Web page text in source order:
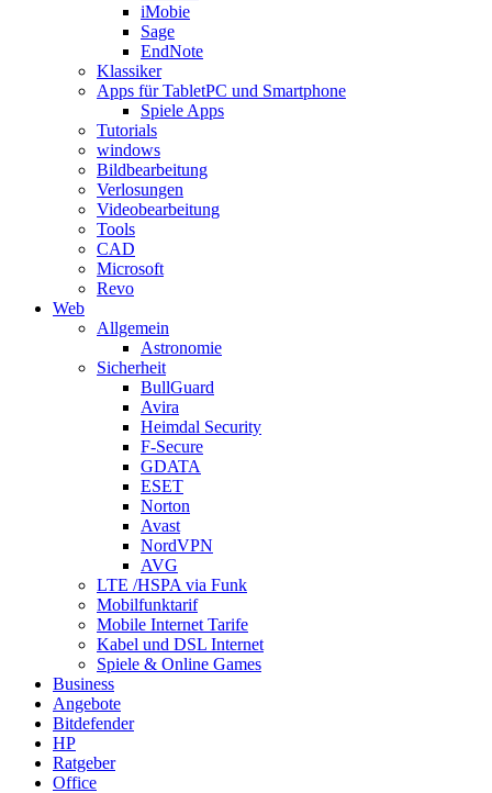
iMobie
Sage
EndNote
Klassiker
Apps für TabletPC und Smartphone
Spiele Apps
Tutorials
windows
Bildbearbeitung
Verlosungen
Videobearbeitung
Tools
CAD
Microsoft
Revo
Web
Allgemein
Astronomie
Sicherheit
BullGuard
Avira
Heimdal Security
F-Secure
GDATA
ESET
Norton
Avast
NordVPN
AVG
LTE /HSPA via Funk
Mobilfunktarif
Mobile Internet Tarife
Kabel und DSL Internet
Spiele & Online Games
Business
Angebote
Bitdefender
HP
Ratgeber
Office